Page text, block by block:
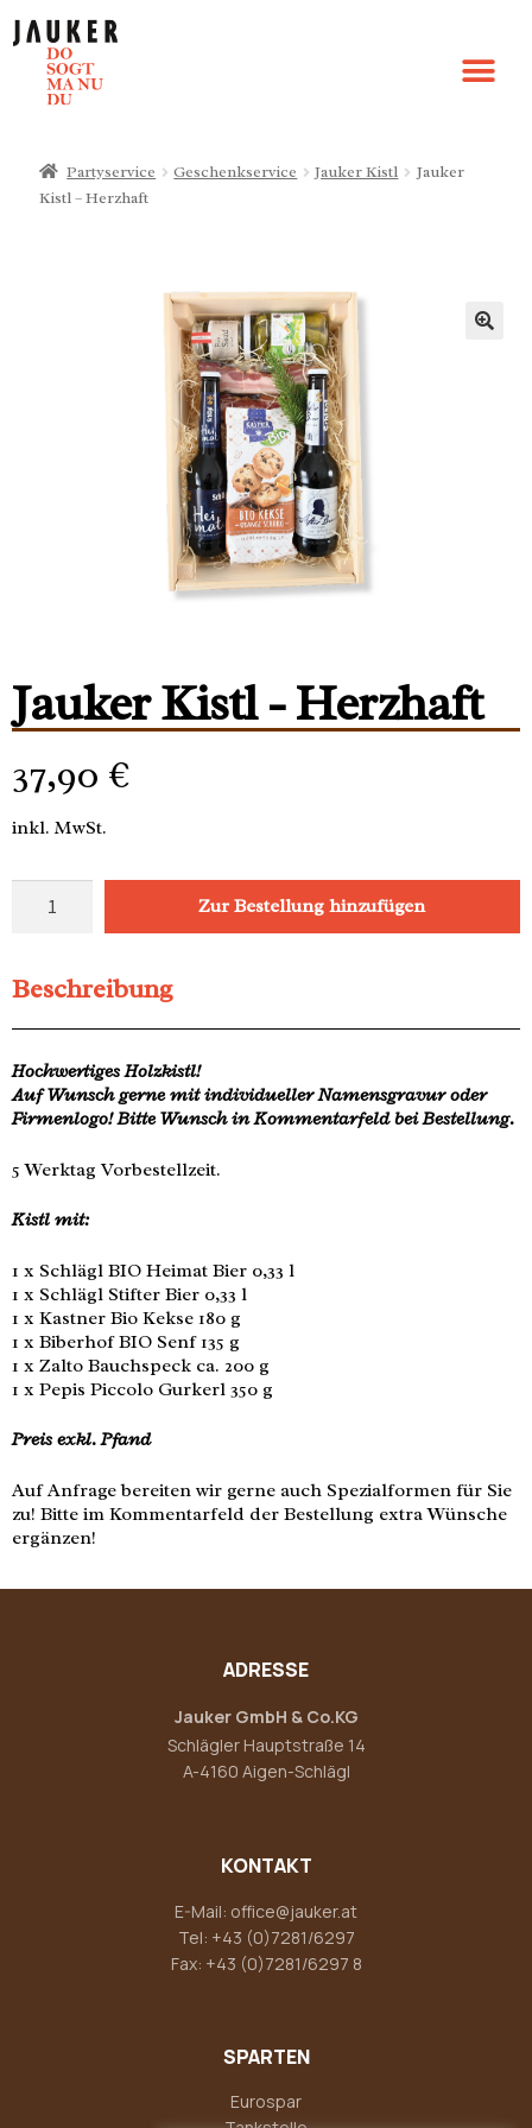
Partyservice Geschenkservice Jauker Kistl
Jauker
Kistl – Herzhaft
Jauker Kistl - Herzhaft
37,90 €
inkl. MwSt.
Zur Bestellung hinzufügen
Beschreibung
Hochwertiges Holzkistl!
Auf Wunsch gerne mit individueller Namensgravur oder
Firmenlogo! Bitte Wunsch in Kommentarfeld bei Bestellung.
5 Werktag Vorbestellzeit.
Kistl mit:
1 x Schlägl BIO Heimat Bier 0,33 l
1 x Schlägl Stifter Bier 0,33 l
1 x Kastner Bio Kekse 180 g
1 x Biberhof BIO Senf 135 g
1 x Zalto Bauchspeck ca. 200 g
1 x Pepis Piccolo Gurkerl 350 g
Preis exkl. Pfand
Auf Anfrage bereiten wir gerne auch Spezialformen für Sie
zu! Bitte im Kommentarfeld der Bestellung extra Wünsche
ergänzen!
ADRESSE
Jauker GmbH & Co.KG
Schlägler Hauptstraße 14
A-4160 Aigen-Schlägl
KONTAKT
E-Mail: office@jauker.at
Tel: +43 (0)7281/6297
Fax: +43 (0)7281/6297 8
SPARTEN
Eurospar